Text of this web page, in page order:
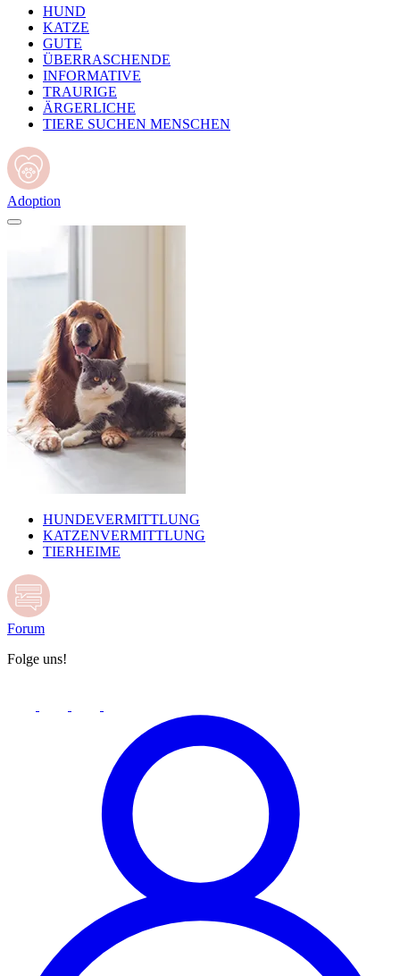
HUND
KATZE
GUTE
ÜBERRASCHENDE
INFORMATIVE
TRAURIGE
ÄRGERLICHE
TIERE SUCHEN MENSCHEN
Adoption
HUNDEVERMITTLUNG
KATZENVERMITTLUNG
TIERHEIME
Forum
Folge uns!